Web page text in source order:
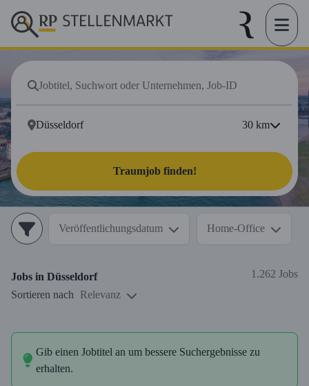
30 km
Traumjob finden!
Veröffentlichungsdatum Home-Office
Jobs in Düsseldorf
1.262 Jobs
Sortieren nach
Relevanz
Gib einen Jobtitel an um bessere Suchergebnisse zu
erhalten.